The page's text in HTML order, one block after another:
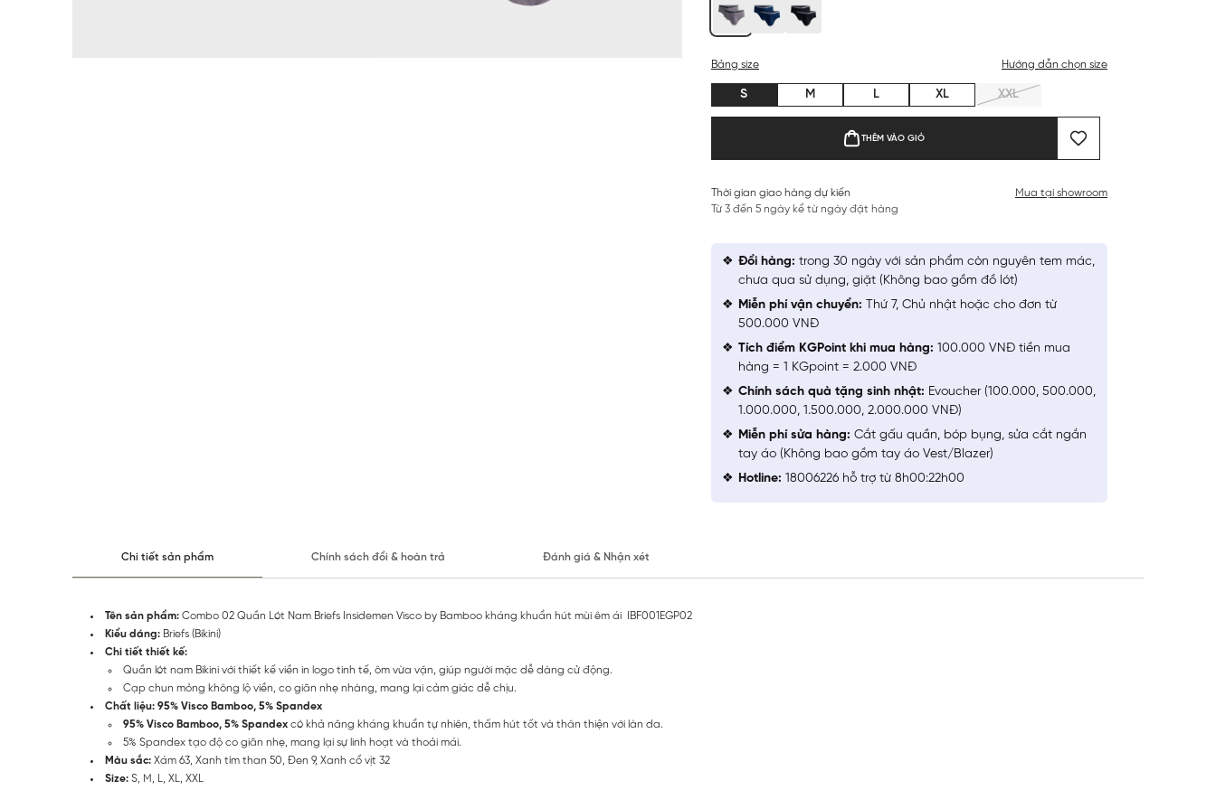
Bảng size Hướng dẫn chọn size
S M L XL XXL
THÊM VÀO GIỎ
Thời gian giao hàng dự kiến
Từ 3 đến 5 ngày kể từ ngày đặt hàng
Mua tại showroom
Đổi hàng: trong 30 ngày với sản phẩm còn nguyên tem mác,
chưa qua sử dụng, giặt (Không bao gồm đồ lót)
Miễn phí vận chuyển: Thứ 7, Chủ nhật hoặc cho đơn từ
500.000 VNĐ
Tích điểm KGPoint khi mua hàng: 100.000 VNĐ tiền mua
hàng = 1 KGpoint = 2.000 VNĐ
Chính sách quà tặng sinh nhật: Evoucher (100.000, 500.000,
1.000.000, 1.500.000, 2.000.000 VNĐ)
Miễn phí sửa hàng: Cắt gấu quần, bóp bụng, sửa cắt ngắn
tay áo (Không bao gồm tay áo Vest/Blazer)
Hotline: 18006226 hỗ trợ từ 8h00:22h00
Chi tiết sản phẩm Chính sách đổi & hoàn trả Đánh giá & Nhận xét
Tên sản phẩm: Combo 02 Quần Lót Nam Briefs Insidemen Visco by Bamboo kháng khuẩn hút mùi êm ái IBF001EGP02
Kiểu dáng: Briefs (Bikini)
Chi tiết thiết kế:
Quần lót nam Bikini với thiết kế viền in logo tinh tế, ôm vừa vặn, giúp người mặc dễ dàng cử động.
Cạp chun mỏng không lộ viền, co giãn nhẹ nhàng, mang lại cảm giác dễ chịu.
Chất liệu: 95% Visco Bamboo, 5% Spandex
95% Visco Bamboo, 5% Spandex có khả năng kháng khuẩn tự nhiên, thấm hút tốt và thân thiện với làn da.
5% Spandex tạo độ co giãn nhẹ, mang lại sự linh hoạt và thoải mái.
Màu sắc: Xám 63, Xanh tím than 50, Đen 9, Xanh cổ vịt 32
Size: S, M, L, XL, XXL